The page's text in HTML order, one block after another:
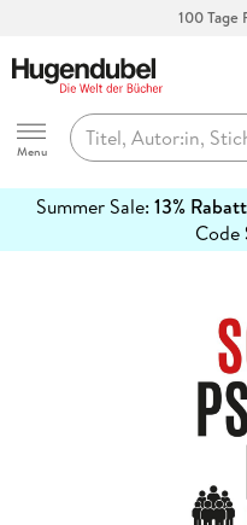
100 Tage
Hugendubel
Menu
Summer Sale: 13% Rabatt
Code
erfahren